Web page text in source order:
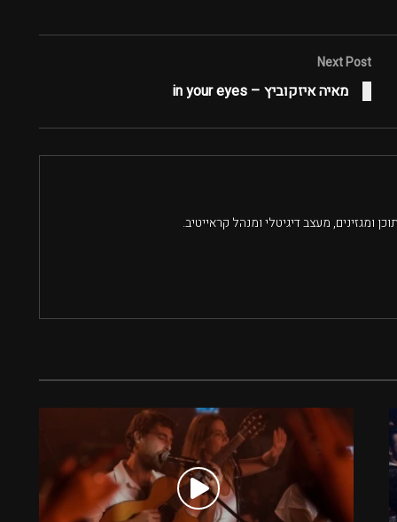
Next Post
מאיה איזקוביץ – in your eyes
ומגזינים, מעצב דיגיטלי ומנהל קראייטיב.